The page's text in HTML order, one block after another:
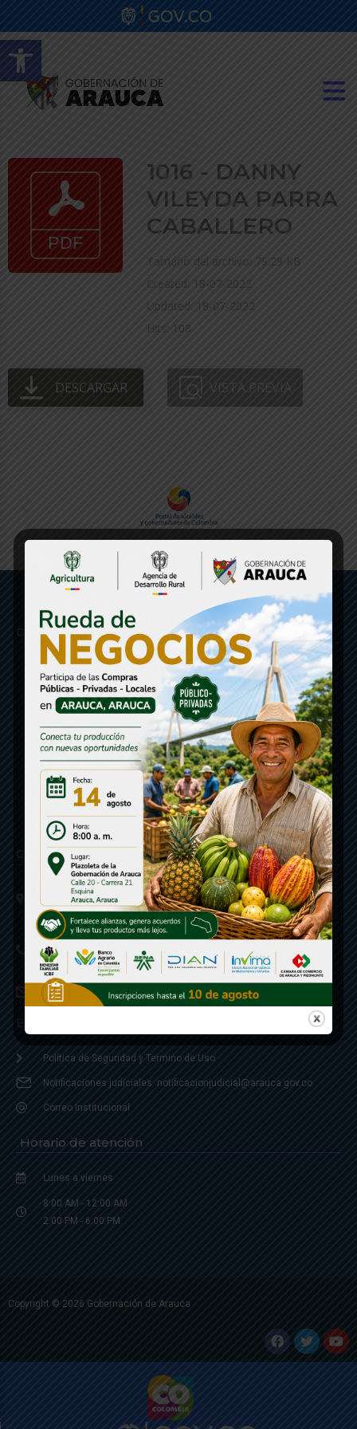
Abrir barra de herramientas
1016 - DANNY
VILEYDA PARRA
CABALLERO
Tamaño del archivo: 79.29 KB
Created: 18-07-2022
Updated: 18-07-2022
Hits: 108
DESCARGAR VISTA PREVIA
Gobernación de Arauca
Contáctenos
Calle 20 - Carrera 21 Esquina
Código postal 810001
Linea de Servicio a la Ciudadania: 57- 6078851946
Linea Anticorrupción: 607885 3374
correspondencia: archivogeneral@arauca.gov.co
Enlaces
Política de Seguridad y Termino de Uso
Notificaciones judiciales: notificacionjudicial@arauca.gov.co
Correo Institucional
Horario de atención
Lunes a viernes
8:00 AM - 12:00 AM
2:00 PM - 6:00 PM.
Copyright © 2026 Gobernación de Arauca